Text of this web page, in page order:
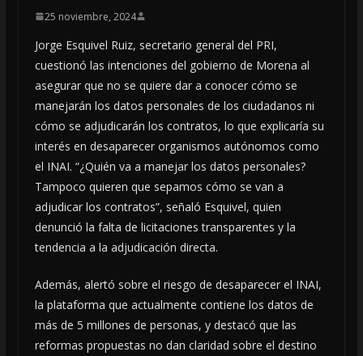
25 noviembre, 2024
Jorge Esquivel Ruiz, secretario general del PRI,
cuestionó las intenciones del gobierno de Morena al
asegurar que no se quiere dar a conocer cómo se
manejarán los datos personales de los ciudadanos ni
cómo se adjudicarán los contratos, lo que explicaría su
interés en desaparecer organismos autónomos como
el INAI. “¿Quién va a manejar los datos personales?
Tampoco quieren que sepamos cómo se van a
adjudicar los contratos”, señaló Esquivel, quien
denunció la falta de licitaciones transparentes y la
tendencia a la adjudicación directa.
Además, alertó sobre el riesgo de desaparecer el INAI,
la plataforma que actualmente contiene los datos de
más de 5 millones de personas, y destacó que las
reformas propuestas no dan claridad sobre el destino